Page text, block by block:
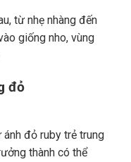
từ nhẹ nhàng đến
giống nho, vùng
đỏ
đỏ ruby trẻ trung
thành có thể